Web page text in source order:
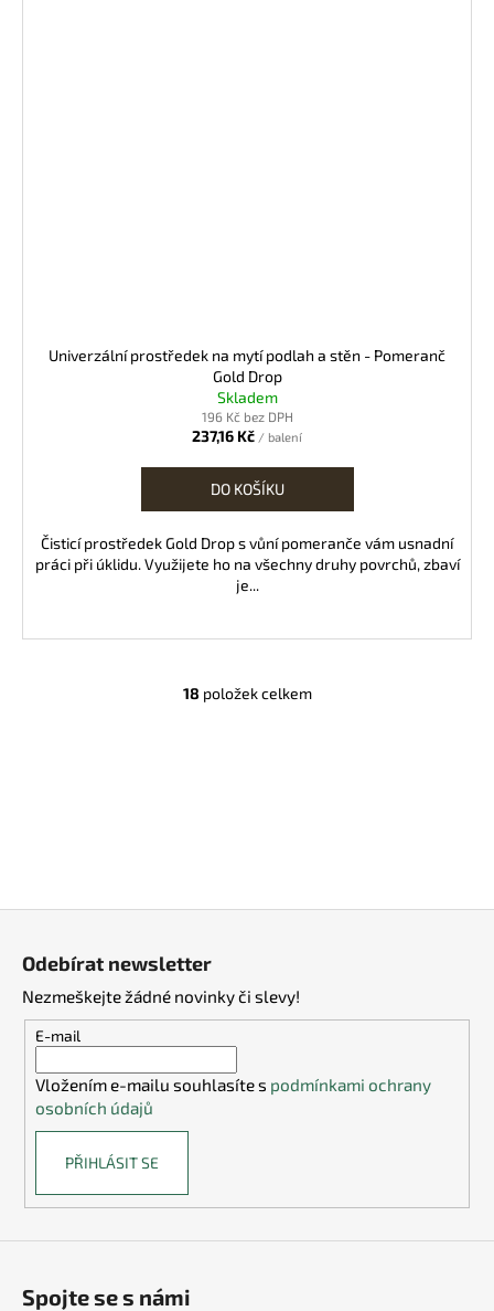
Univerzální prostředek na mytí podlah a stěn - Pomeranč
Gold Drop
Skladem
196 Kč bez DPH
237,16 Kč / balení
DO KOŠÍKU
Čisticí prostředek Gold Drop s vůní pomeranče vám usnadní
práci při úklidu. Využijete ho na všechny druhy povrchů, zbaví
je...
O
y
v
i
18 položek celkem
Odebírat newsletter
Nezmeškejte žádné novinky či slevy!
E-mail
Vložením e-mailu souhlasíte s podmínkami ochrany
osobních údajů
PŘIHLÁSIT SE
Spojte se s námi